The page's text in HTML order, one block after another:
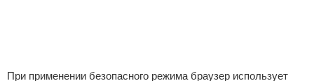
При применении безопасного режима браузер использует